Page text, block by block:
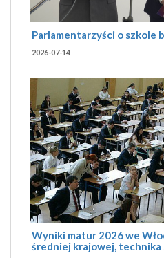
Parlamentarzyści o szkole
2026-07-14
Wyniki matur 2026 we
średniej krajowej, technika